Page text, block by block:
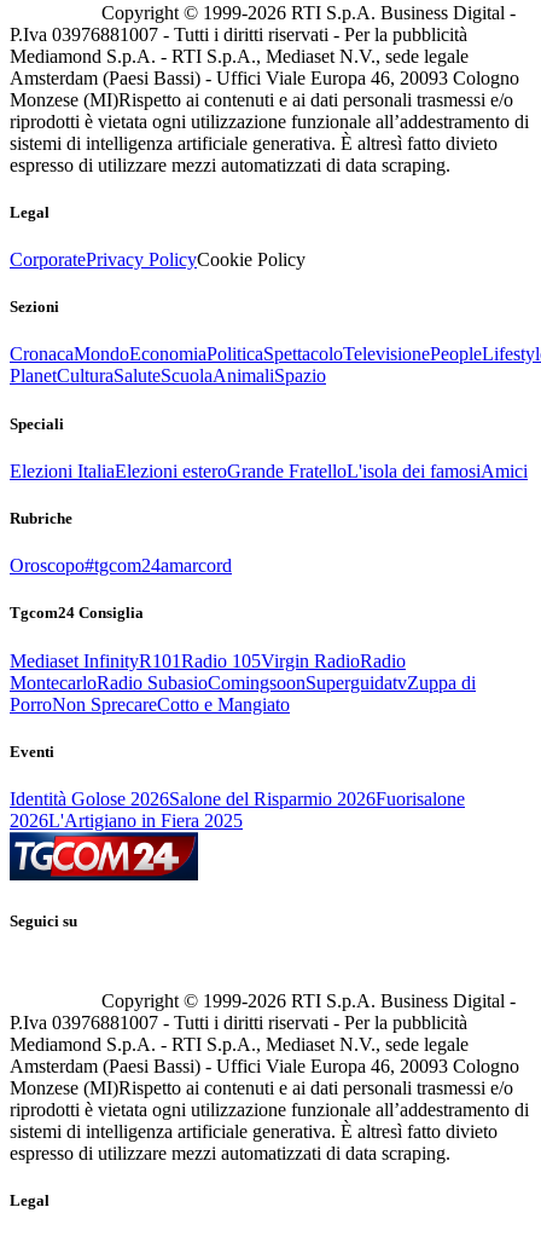
Copyright © 1999-2026 RTI S.p.A. Business Digital -
P.Iva 03976881007 - Tutti i diritti riservati - Per la pubblicità
Mediamond S.p.A. - RTI S.p.A., Mediaset N.V., sede legale
Amsterdam (Paesi Bassi) - Uffici Viale Europa 46, 20093 Cologno
Monzese (MI)Rispetto ai contenuti e ai dati personali trasmessi e/o
riprodotti è vietata ogni utilizzazione funzionale all’addestramento di
sistemi di intelligenza artificiale generativa. È altresì fatto divieto
espresso di utilizzare mezzi automatizzati di data scraping.
Legal
CorporatePrivacy PolicyCookie Policy
Sezioni
CronacaMondoEconomiaPoliticaSpettacoloTelevisionePeople
PlanetCulturaSaluteScuolaAnimaliSpazio
Speciali
Elezioni ItaliaElezioni esteroGrande FratelloL'isola dei famosiAmici
Rubriche
Oroscopo#tgcom24amarcord
Tgcom24 Consiglia
Mediaset InfinityR101Radio 105Virgin RadioRadio
MontecarloRadio SubasioComingsoonSuperguidatvZuppa di
PorroNon SprecareCotto e Mangiato
Eventi
Identità Golose 2026Salone del Risparmio 2026Fuorisalone
2026L'Artigiano in Fiera 2025
Seguici su
Copyright © 1999-2026 RTI S.p.A. Business Digital -
P.Iva 03976881007 - Tutti i diritti riservati - Per la pubblicità
Mediamond S.p.A. - RTI S.p.A., Mediaset N.V., sede legale
Amsterdam (Paesi Bassi) - Uffici Viale Europa 46, 20093 Cologno
Monzese (MI)Rispetto ai contenuti e ai dati personali trasmessi e/o
riprodotti è vietata ogni utilizzazione funzionale all’addestramento di
sistemi di intelligenza artificiale generativa. È altresì fatto divieto
espresso di utilizzare mezzi automatizzati di data scraping.
Legal